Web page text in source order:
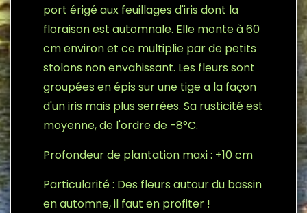
port érigé aux feuillages d'iris dont la
floraison est automnale. Elle monte à 60
cm environ et ce multiplie par de petits
stolons non envahissant. Les fleurs sont
groupées en épis sur une tige a la façon
d'un iris mais plus serrées. Sa rusticité est
moyenne, de l'ordre de -8°C.
Profondeur de plantation maxi : +10 cm
Particularité : Des fleurs autour du bassin
en automne, il faut en profiter !